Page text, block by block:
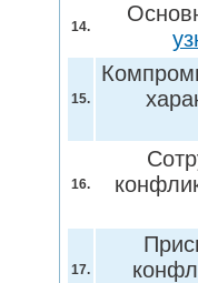
14.
15.
16.
17.